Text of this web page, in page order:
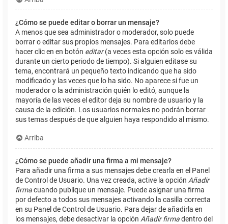
¿Cómo se puede editar o borrar un mensaje?
A menos que sea administrador o moderador, solo puede
borrar o editar sus propios mensajes. Para editarlos debe
hacer clic en en botón editar(a veces esta opción solo es válida
durante un cierto periodo de tiempo). Si alguien editase su
tema, encontrará un pequeño texto indicando que ha sido
modificado y las veces que lo ha sido. No aparece si fue un
moderador o la administración quién lo editó, aunque la
mayoría de las veces el editor deja su nombre de usuario y la
causa de la edición. Los usuarios normales no podrán borrar
sus temas después de que alguien haya respondido al mismo.
Arriba
¿Cómo se puede añadir una firma a mi mensaje?
Para añadir una firma a sus mensajes debe crearla en el Panel
de Control de Usuario. Una vez creada, active la opción Añadir
firmacuando publique un mensaje. Puede asignar una firma
por defecto a todos sus mensajes activando la casilla correcta
en su Panel de Control de Usuario. Para dejar de añadirla en
los mensajes, debe desactivar la opción Añadir firmadentro del